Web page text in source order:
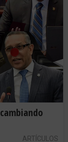
ARTÍCULOS